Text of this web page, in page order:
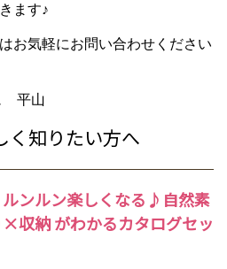
ます♪
お気軽にお問い合わせください
平山
く知りたい方へ
ンルン楽しくなる♪ 自然素
×収納がわかるカタログセッ